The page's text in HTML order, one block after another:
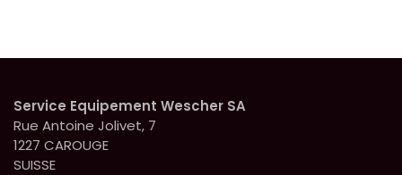
Service Equipement Wescher SA
Rue Antoine Jolivet, 7
1227 CAROUGE
SUISSE